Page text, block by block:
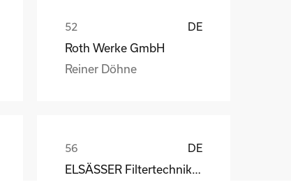
DE
Roth Werke GmbH
Reiner Döhne
DE